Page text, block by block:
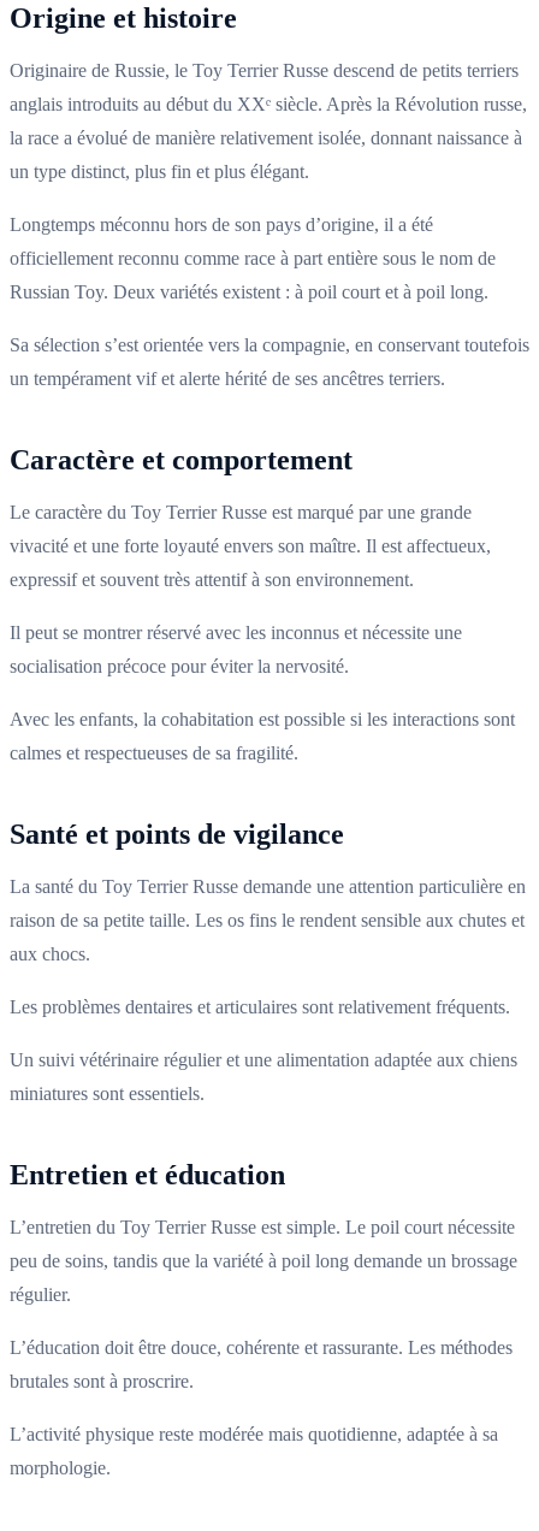
Origine et histoire
Originaire de Russie, le Toy Terrier Russe descend de petits terriers
anglais introduits au début du XXᵉ siècle. Après la Révolution russe,
la race a évolué de manière relativement isolée, donnant naissance à
un type distinct, plus fin et plus élégant.
Longtemps méconnu hors de son pays d’origine, il a été
officiellement reconnu comme race à part entière sous le nom de
Russian Toy. Deux variétés existent : à poil court et à poil long.
Sa sélection s’est orientée vers la compagnie, en conservant toutefois
un tempérament vif et alerte hérité de ses ancêtres terriers.
Caractère et comportement
Le caractère du Toy Terrier Russe est marqué par une grande
vivacité et une forte loyauté envers son maître. Il est affectueux,
expressif et souvent très attentif à son environnement.
Il peut se montrer réservé avec les inconnus et nécessite une
socialisation précoce pour éviter la nervosité.
Avec les enfants, la cohabitation est possible si les interactions sont
calmes et respectueuses de sa fragilité.
Santé et points de vigilance
La santé du Toy Terrier Russe demande une attention particulière en
raison de sa petite taille. Les os fins le rendent sensible aux chutes et
aux chocs.
Les problèmes dentaires et articulaires sont relativement fréquents.
Un suivi vétérinaire régulier et une alimentation adaptée aux chiens
miniatures sont essentiels.
Entretien et éducation
L’entretien du Toy Terrier Russe est simple. Le poil court nécessite
peu de soins, tandis que la variété à poil long demande un brossage
régulier.
L’éducation doit être douce, cohérente et rassurante. Les méthodes
brutales sont à proscrire.
L’activité physique reste modérée mais quotidienne, adaptée à sa
morphologie.